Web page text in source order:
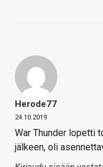
Herode77
24.10.2019
War Thunder lopetti
jälkeen, oli